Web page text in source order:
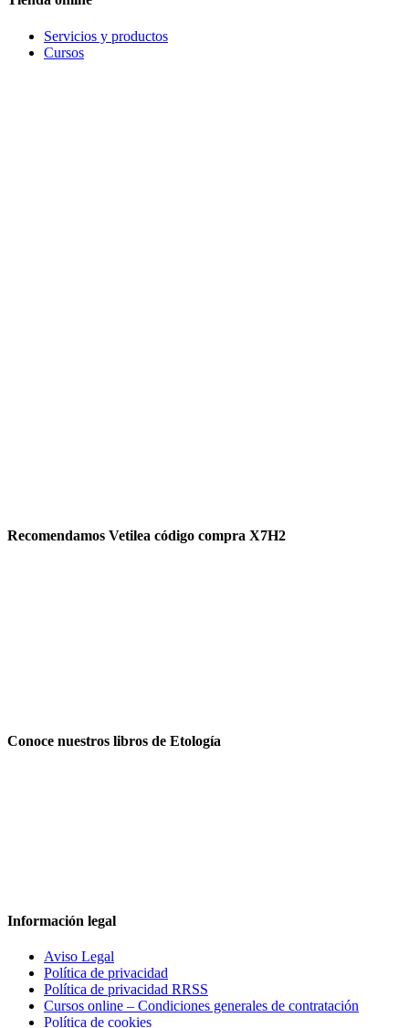
Servicios y productos
Cursos
Recomendamos Vetilea código compra X7H2
Conoce nuestros libros de Etología
Información legal
Aviso Legal
Política de privacidad
Política de privacidad RRSS
Cursos online – Condiciones generales de contratación
Política de cookies